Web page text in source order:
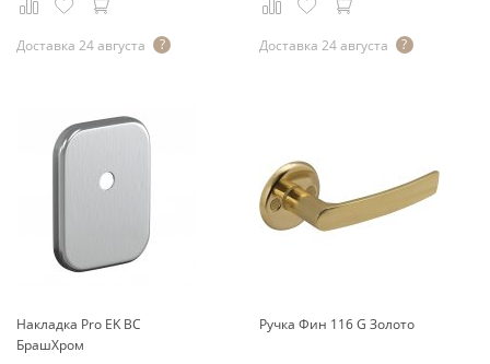
Доставка 24 августа Доставка 24 августа
Накладка Pro EK BС
БрашХром
Pучка Фин 116 G Золото